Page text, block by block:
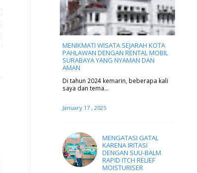
MENIKMATI WISATA SEJARAH KOTA
PAHLAWAN DENGAN RENTAL MOBIL
SURABAYA YANG NYAMAN DAN
AMAN
Di tahun 2024 kemarin, beberapa kali
saya dan tema…
January 17 , 2025
MENGATASI GATAL
KARENA IRITASI
DENGAN SUU-BALM
RAPID ITCH RELIEF
MOISTURISER